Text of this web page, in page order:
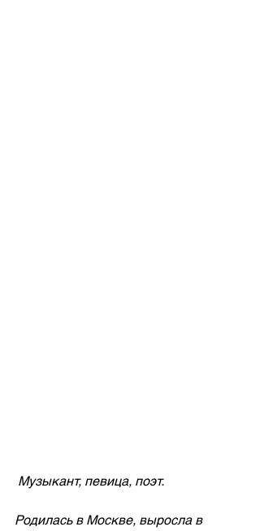
Музыкант, певица, поэт.
Родилась в Москве, выросла в